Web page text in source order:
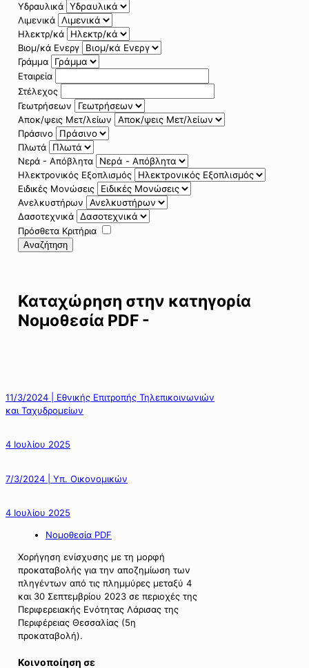
Υδραυλικά
Λιμενικά
Ηλεκτρ/κά
Βιομ/κά Ενεργ
Γράμμα
Εταιρεία
Στέλεχος
Γεωτρήσεων
Αποκ/ψεις Μετ/λείων
Πράσινο
Πλωτά
Νερά - Απόβλητα
Ηλεκτρονικός Εξοπλισμός
Ειδικές Μονώσεις
Ανελκυστήρων
Δασοτεχνικά
Πρόσθετα Κριτήρια
Αναζήτηση
Καταχώρηση στην κατηγορία
Νομοθεσία PDF -
11/3/2024 | Εθνικής Επιτροπής Τηλεπικοινωνιών
και Ταχυδρομείων
4 Ιουλίου 2025
7/3/2024 | Υπ. Οικονομικών
4 Ιουλίου 2025
Νομοθεσία PDF
Χορήγηση ενίσχυσης με τη μορφή
προκαταβολής για την αποζημίωση των
πληγέντων από τις πλημμύρες μεταξύ 4
και 30 Σεπτεμβρίου 2023 σε περιοχές της
Περιφερειακής Ενότητας Λάρισας της
Περιφέρειας Θεσσαλίας (5η
προκαταβολή).
Κοινοποίηση σε